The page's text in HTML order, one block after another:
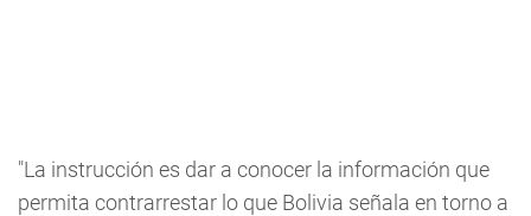
"La instrucción es dar a conocer la información que
permita contrarrestar lo que Bolivia señala en torno a